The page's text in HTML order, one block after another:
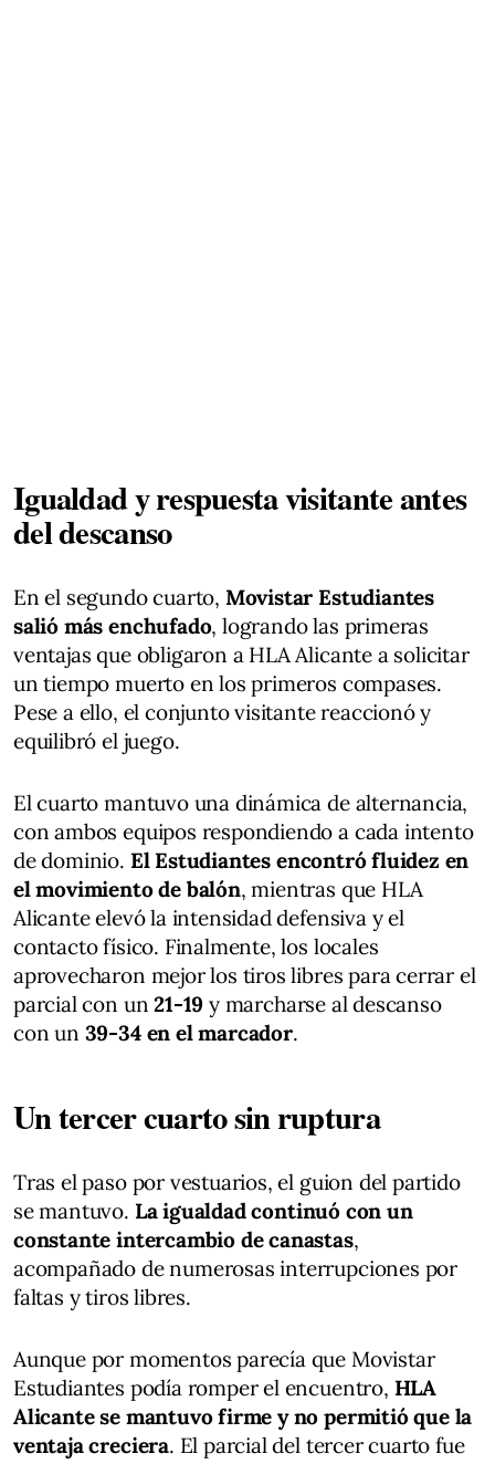
Igualdad y respuesta visitante antes
del descanso
En el segundo cuarto, Movistar Estudiantes
salió más enchufado, logrando las primeras
ventajas que obligaron a HLA Alicante a solicitar
un tiempo muerto en los primeros compases.
Pese a ello, el conjunto visitante reaccionó y
equilibró el juego.
El cuarto mantuvo una dinámica de alternancia,
con ambos equipos respondiendo a cada intento
de dominio. El Estudiantes encontró fluidez en
el movimiento de balón, mientras que HLA
Alicante elevó la intensidad defensiva y el
contacto físico. Finalmente, los locales
aprovecharon mejor los tiros libres para cerrar el
parcial con un21-19 y marcharse al descanso
con un 39-34 en el marcador.
Un tercer cuarto sin ruptura
Tras el paso por vestuarios, el guion del partido
se mantuvo. La igualdad continuó con un
constante intercambio de canastas,
acompañado de numerosas interrupciones por
faltas y tiros libres.
Aunque por momentos parecía que Movistar
Estudiantes podía romper el encuentro, HLA
Alicante se mantuvo firme y no permitió que la
ventaja creciera. El parcial del tercer cuarto fue